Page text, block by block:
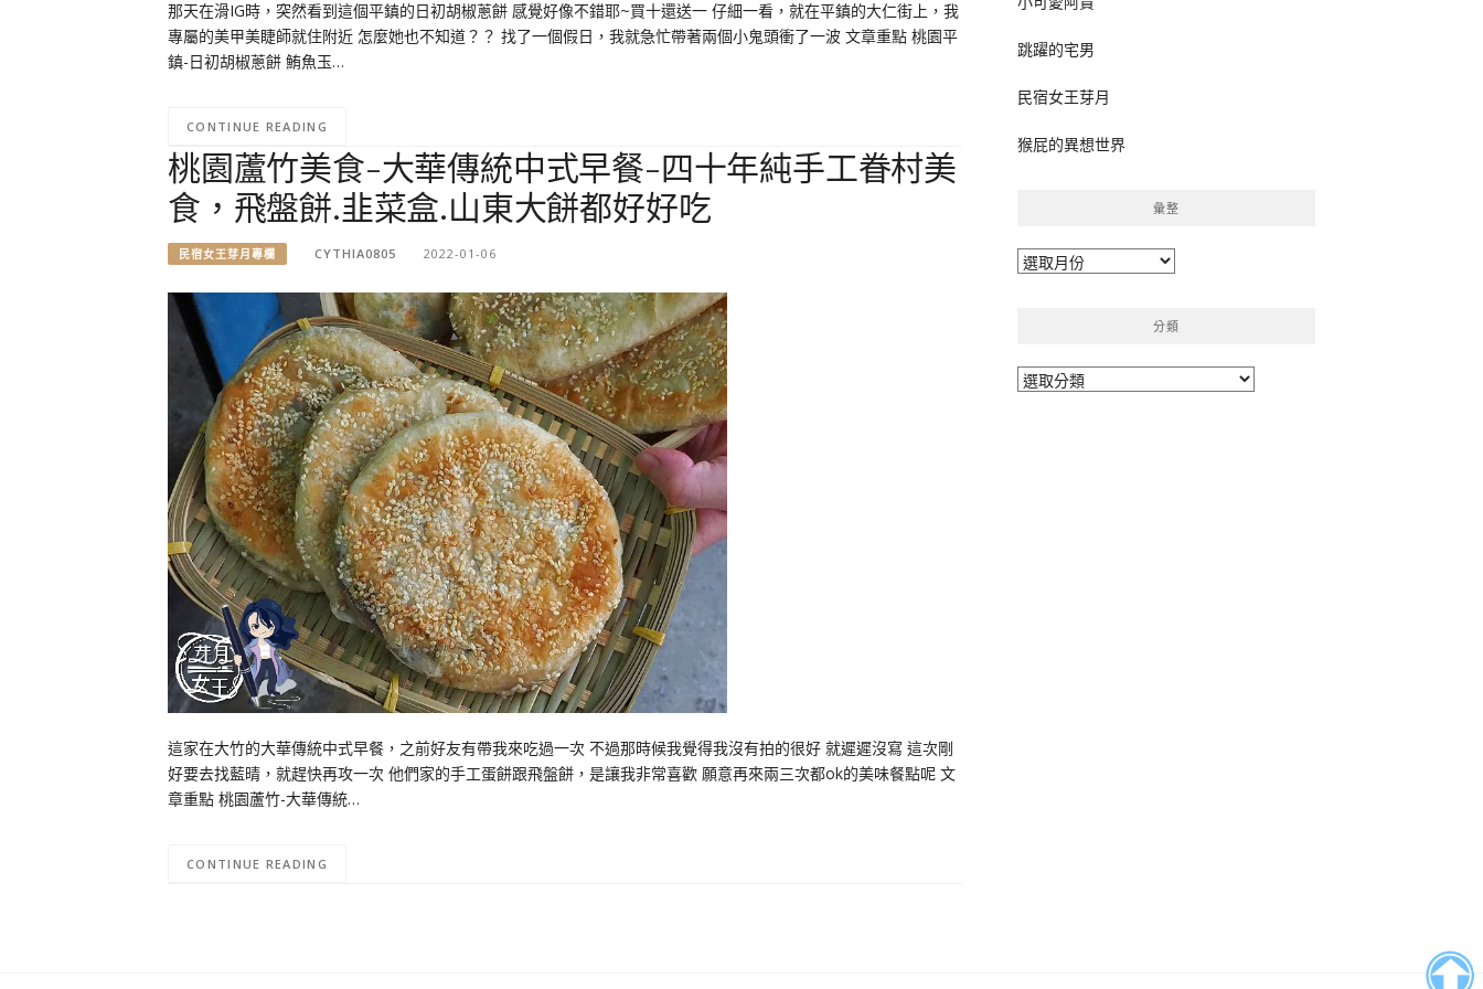
那天在滑IG時，突然看到這個平鎮的日初胡椒蔥餅 感覺好像不錯耶~買十還送一 仔細一看，就在平鎮的大仁街上，我
專屬的美甲美睫師就住附近 怎麼她也不知道？？ 找了一個假日，我就急忙帶著兩個小鬼頭衝了一波 文章重點 桃園平
鎮-日初胡椒蔥餅 鮪魚玉…
CONTINUE READING
桃園蘆竹美食-大華傳統中式早餐-四十年純手工眷村美
食，飛盤餅.韭菜盒.山東大餅都好好吃
民宿女王芽月專欄 CYTHIA0805 2022-01-06
這家在大竹的大華傳統中式早餐，之前好友有帶我來吃過一次 不過那時候我覺得我沒有拍的很好 就遲遲沒寫 這次剛
好要去找藍晴，就趕快再攻一次 他們家的手工蛋餅跟飛盤餅，是讓我非常喜歡 願意再來兩三次都ok的美味餐點呢 文
章重點 桃園蘆竹-大華傳統…
CONTINUE READING
跳躍的宅男
民宿女王芽月
猴屁的異想世界
彙整
彙
分類
分